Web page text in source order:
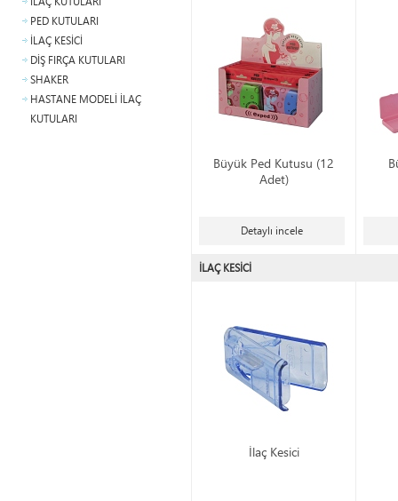
PED KUTULARI
İLAÇ KESİCİ
DİŞ FIRÇA KUTULARI
SHAKER
HASTANE MODELİ İLAÇ
KUTULARI
Büyük Ped Kutusu (12
Adet)
Detaylı incele
İLAÇ KESİCİ
İlaç Kesici